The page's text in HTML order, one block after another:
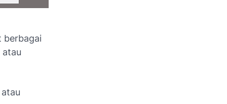
berbagai
atau